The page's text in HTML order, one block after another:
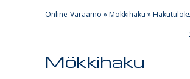
Online-Varaamo »Mökkihaku »
Mökkihaku